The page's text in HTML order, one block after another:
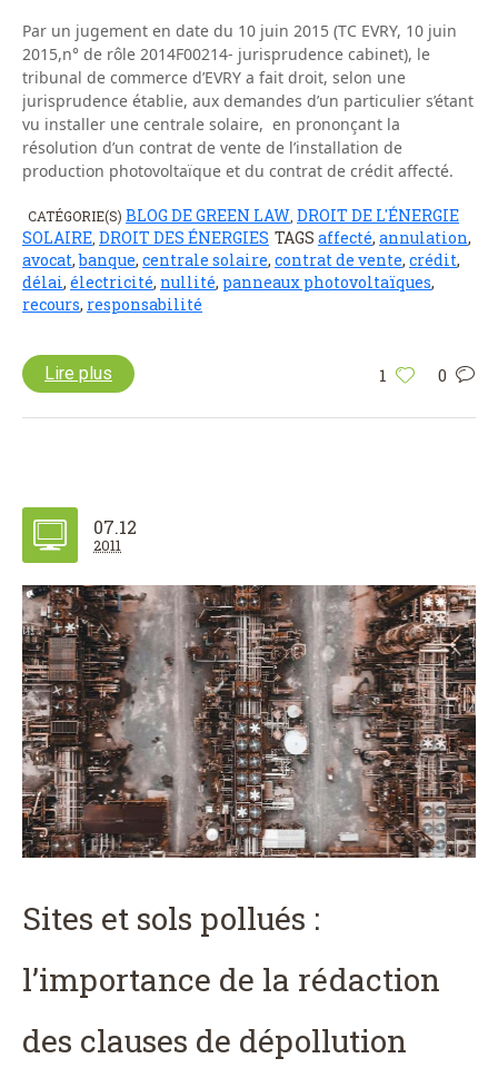
Par un jugement en date du 10 juin 2015 (TC EVRY, 10 juin
2015,n° de rôle 2014F00214- jurisprudence cabinet), le
tribunal de commerce d’EVRY a fait droit, selon une
jurisprudence établie, aux demandes d’un particulier s’étant
vu installer une centrale solaire, en prononçant la
résolution d’un contrat de vente de l’installation de
production photovoltaïque et du contrat de crédit affecté.
CATÉGORIE(S) BLOG DE GREEN LAW DROIT DE L'ÉNERGIE
SOLAIRE DROIT DES ÉNERGIES TAGS affecté, annulation,
avocat,banque, centrale solaire, contrat de vente, crédit,
délai, électricité, nullité, panneaux photovoltaïques,
recours, responsabilité
1 0
Lire plus
07.12
2011
Sites et sols pollués :
l’importance de la rédaction
des clauses de dépollution